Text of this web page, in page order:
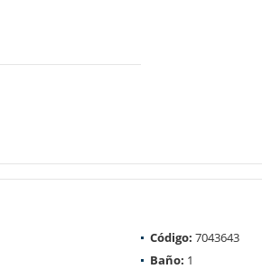
Código: 7043643
Baño: 1